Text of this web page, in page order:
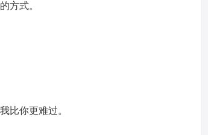
方式。
比你更难过。